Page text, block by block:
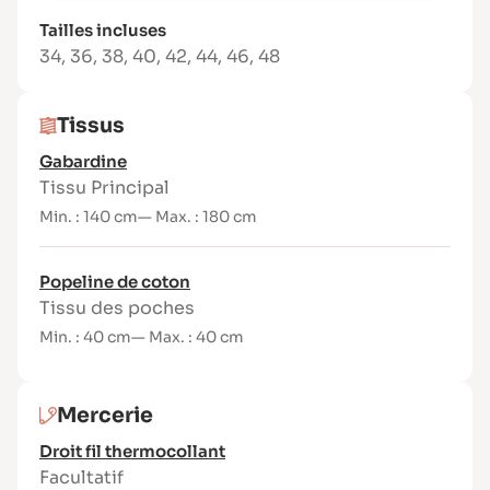
Livret d’assemblage illustré, ultra
pédagogique
Tissu (laize 140 cm)
Taille haute – Longueur classique :
34 : 1m40
40 : 1m50
48 : 1m80
Taille mi-haute : retirer 5 cm au métrage
indiqué
Autres fournitures :
Fil assorti
Droit-fil thermocollant de 1 cm de large
(facultatif)
Tailles incluses
34, 36, 38, 40, 42, 44, 46, 48
Tissus
Gabardine
Tissu Principal
Min. : 140 cm— Max. : 180 cm
Popeline de coton
Tissu des poches
Min. : 40 cm— Max. : 40 cm
Mercerie
Droit fil thermocollant
Facultatif